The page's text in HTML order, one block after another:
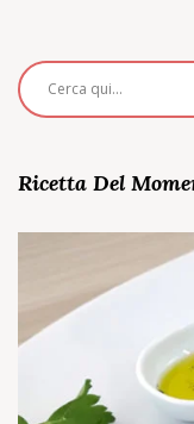
Ricetta Del